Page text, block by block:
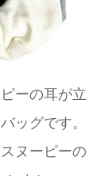
ーの耳が立
ッグです。
ヌーピーの